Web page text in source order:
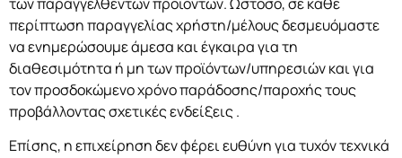
περίπτωση παραγγελίας χρήστη/μέλους δεσμευόμαστε
να ενημερώσουμε άμεσα και έγκαιρα για τη
διαθεσιμότητα ή μη των προϊόντων/υπηρεσιών και για
τον προσδοκώμενο χρόνο παράδοσης/παροχής τους
προβάλλοντας σχετικές ενδείξεις .
Επίσης, η επιχείρηση δεν φέρει ευθύνη για τυχόν τεχνικά